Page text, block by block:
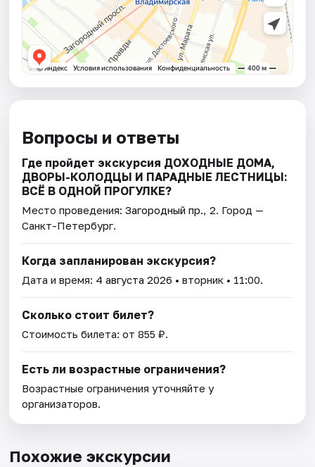
Вопросы и ответы
Где пройдет экскурсия ДОХОДНЫЕ ДОМА,
ДВОРЫ-КОЛОДЦЫ И ПАРАДНЫЕ ЛЕСТНИЦЫ:
ВСЁ В ОДНОЙ ПРОГУЛКЕ?
Место проведения:Загородный пр., 2. Город —
Санкт-Петербург.
Когда запланирован экскурсия?
Дата и время: 4 августа 2026 • вторник • 11:00.
Сколько стоит билет?
Стоимость билета: от 855 ₽.
Есть ли возрастные ограничения?
Возрастные ограничения уточняйте у
организаторов.
Похожие экскурсии